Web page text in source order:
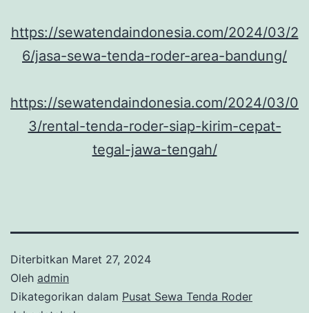
https://sewatendaindonesia.com/2024/03/2
6/jasa-sewa-tenda-roder-area-bandung/
https://sewatendaindonesia.com/2024/03/0
3/rental-tenda-roder-siap-kirim-cepat-
tegal-jawa-tengah/
Diterbitkan Maret 27, 2024
Oleh admin
Dikategorikan dalam Pusat Sewa Tenda Roder